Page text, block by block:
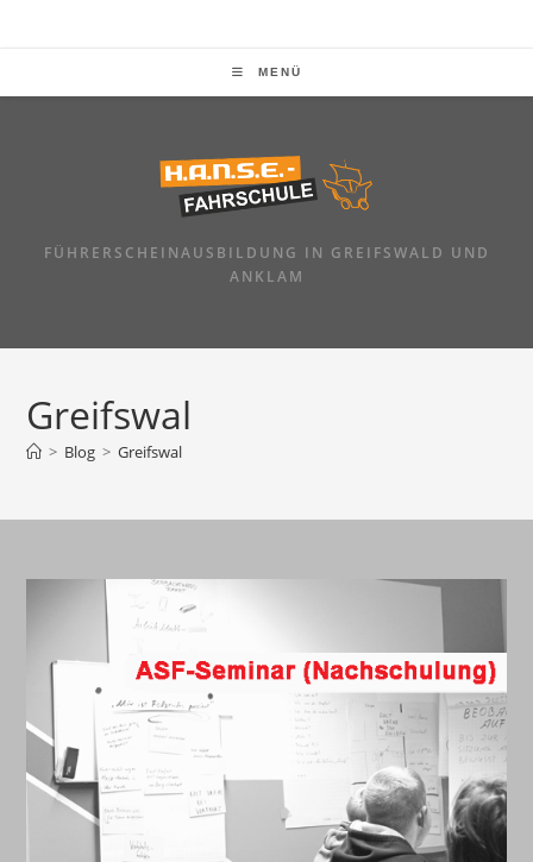
MENÜ
FÜHRERSCHEINAUSBILDUNG IN GREIFSWALD UND
ANKLAM
Greifswal
> Blog > Greifswal